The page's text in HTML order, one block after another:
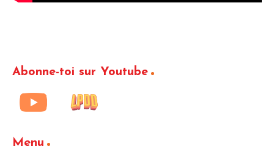
Abonne-toi sur Youtube
Menu